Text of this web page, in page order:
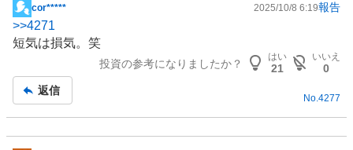
掲
示
板
cor***** 2025/10/8 6:19報告
>>4271
短気は損気。笑
投資の参考になりましたか？
はい
21
いいえ
0
返信
No.4277